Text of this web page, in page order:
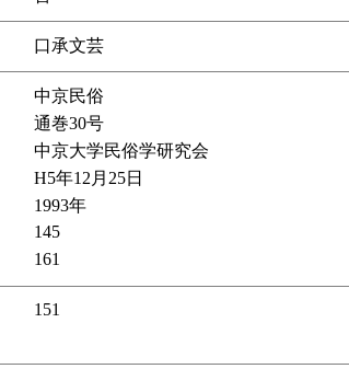
口承文芸
中京民俗
通巻30号
中京大学民俗学研究会
H5年12月25日
1993年
145
161
151